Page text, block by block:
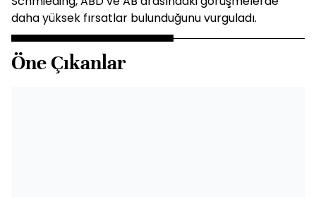
daha yüksek fırsatlar bulunduğunu vurguladı.
Öne Çıkanlar